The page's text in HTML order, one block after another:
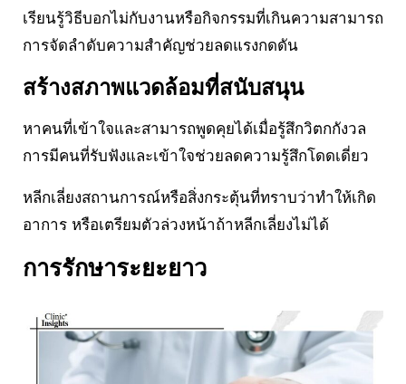
เรียนรู้วิธีบอกไม่กับงานหรือกิจกรรมที่เกินความสามารถ
การจัดลำดับความสำคัญช่วยลดแรงกดดัน
สร้างสภาพแวดล้อมที่สนับสนุน
หาคนที่เข้าใจและสามารถพูดคุยได้เมื่อรู้สึกวิตกกังวล
การมีคนที่รับฟังและเข้าใจช่วยลดความรู้สึกโดดเดี่ยว
หลีกเลี่ยงสถานการณ์หรือสิ่งกระตุ้นที่ทราบว่าทำให้เกิด
อาการ หรือเตรียมตัวล่วงหน้าถ้าหลีกเลี่ยงไม่ได้
การรักษาระยะยาว